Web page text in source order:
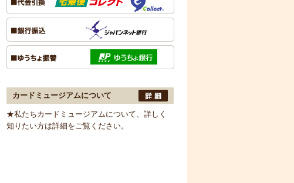
カードミュージアムについて
★私たちカードミュージアムについて、詳しく
知りたい方は詳細をご覧ください。